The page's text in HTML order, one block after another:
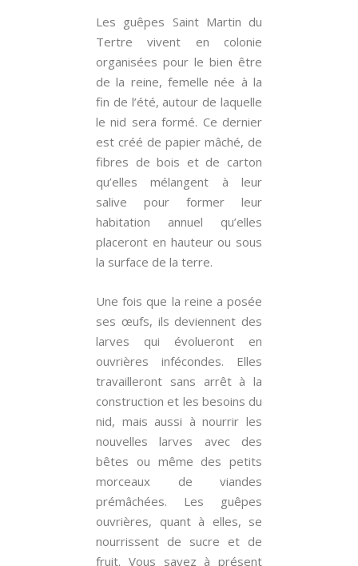
Les guêpes Saint Martin du
Tertre vivent en colonie
organisées pour le bien être
de la reine, femelle née à la
fin de l’été, autour de laquelle
le nid sera formé. Ce dernier
est créé de papier mâché, de
fibres de bois et de carton
qu’elles mélangent à leur
salive pour former leur
habitation annuel qu’elles
placeront en hauteur ou sous
la surface de la terre.
Une fois que la reine a posée
ses œufs, ils deviennent des
larves qui évolueront en
ouvrières infécondes. Elles
travailleront sans arrêt à la
construction et les besoins du
nid, mais aussi à nourrir les
nouvelles larves avec des
bêtes ou même des petits
morceaux de viandes
prémâchées. Les guêpes
ouvrières, quant à elles, se
nourrissent de sucre et de
fruit. Vous savez à présent